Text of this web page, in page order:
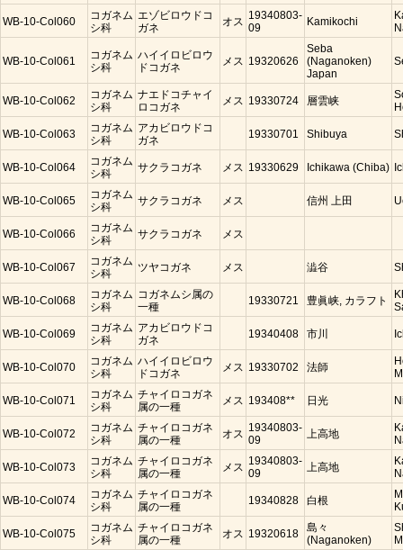
WB-10-Col060
コガネム
シ科
エゾビロウドコ
ガネ
オス 19340803-
09
Kamikochi
WB-10-Col061
コガネム
シ科
ハイイロビロウ
ドコガネ
メス 19320626
Seba
(Naganoken)
Japan
WB-10-Col062
コガネム
シ科
ナエドコチャイ
ロコガネ
メス 19330724 層雲峡
WB-10-Col063
コガネム
シ科
アカビロウドコ
ガネ
19330701 Shibuya
WB-10-Col064
コガネム
シ科
サクラコガネ メス 19330629 Ichikawa (Chiba)
WB-10-Col065
コガネム
シ科
サクラコガネ メス 信州 上田
WB-10-Col066
コガネム
シ科
サクラコガネ メス
WB-10-Col067
コガネム
シ科
ツヤコガネ メス 澁谷
WB-10-Col068
コガネム
シ科
コガネムシ属の
一種
19330721 豊眞峡, カラフト
WB-10-Col069
コガネム
シ科
アカビロウドコ
ガネ
19340408 市川
WB-10-Col070
コガネム
シ科
ハイイロビロウ
ドコガネ
メス 19330702 法師
WB-10-Col071
コガネム
シ科
チャイロコガネ
属の一種
メス 193408** 日光
WB-10-Col072
コガネム
シ科
チャイロコガネ
属の一種
オス 19340803-
09
上高地
WB-10-Col073
コガネム
シ科
チャイロコガネ
属の一種
メス 19340803-
09
上高地
WB-10-Col074
コガネム
シ科
チャイロコガネ
属の一種
19340828 白根
WB-10-Col075
コガネム
シ科
チャイロコガネ
属の一種
オス 19320618
島々
(Naganoken)